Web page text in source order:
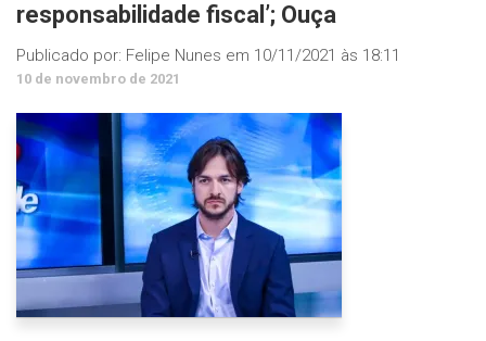
responsabilidade fiscal’; Ouça
Publicado por: Felipe Nunes em 10/11/2021 às 18:11
10 de novembro de 2021